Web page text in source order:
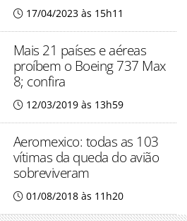
17/04/2023 às 15h11
Mais 21 países e aéreas
proíbem o Boeing 737 Max
8; confira
12/03/2019 às 13h59
Aeromexico: todas as 103
vítimas da queda do avião
sobreviveram
01/08/2018 às 11h20